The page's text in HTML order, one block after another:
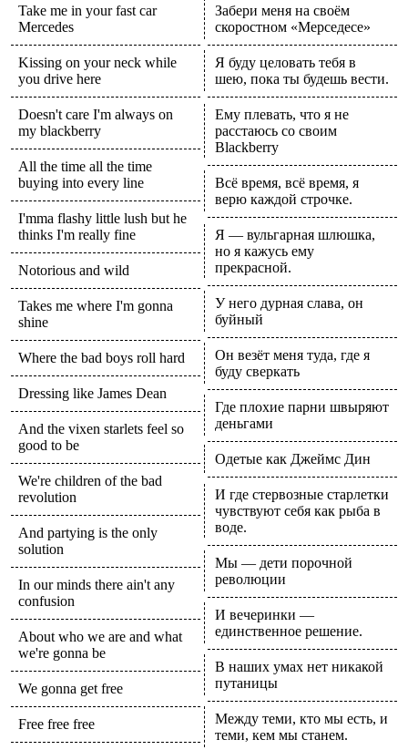
Take me in your fast car
Mercedes
Kissing on your neck while
you drive here
Doesn't care I'm always on
my blackberry
All the time all the time
buying into every line
I'mma flashy little lush but he
thinks I'm really fine
Notorious and wild
Takes me where I'm gonna
shine
Where the bad boys roll hard
Dressing like James Dean
And the vixen starlets feel so
good to be
We're children of the bad
revolution
And partying is the only
solution
In our minds there ain't any
confusion
About who we are and what
we're gonna be
We gonna get free
Free free free
Забери меня на своём
скоростном «Мерседесе»
Я буду целовать тебя в
шею, пока ты будешь вести.
Ему плевать, что я не
расстаюсь со своим
Blackberry
Всё время, всё время, я
верю каждой строчке.
Я — вульгарная шлюшка,
но я кажусь ему
прекрасной.
У него дурная слава, он
буйный
Он везёт меня туда, где я
буду сверкать
Где плохие парни швыряют
деньгами
Одетые как Джеймс Дин
И где стервозные старлетки
чувствуют себя как рыба в
воде.
Мы — дети порочной
революции
И вечеринки —
единственное решение.
В наших умах нет никакой
путаницы
Между теми, кто мы есть, и
теми, кем мы станем.